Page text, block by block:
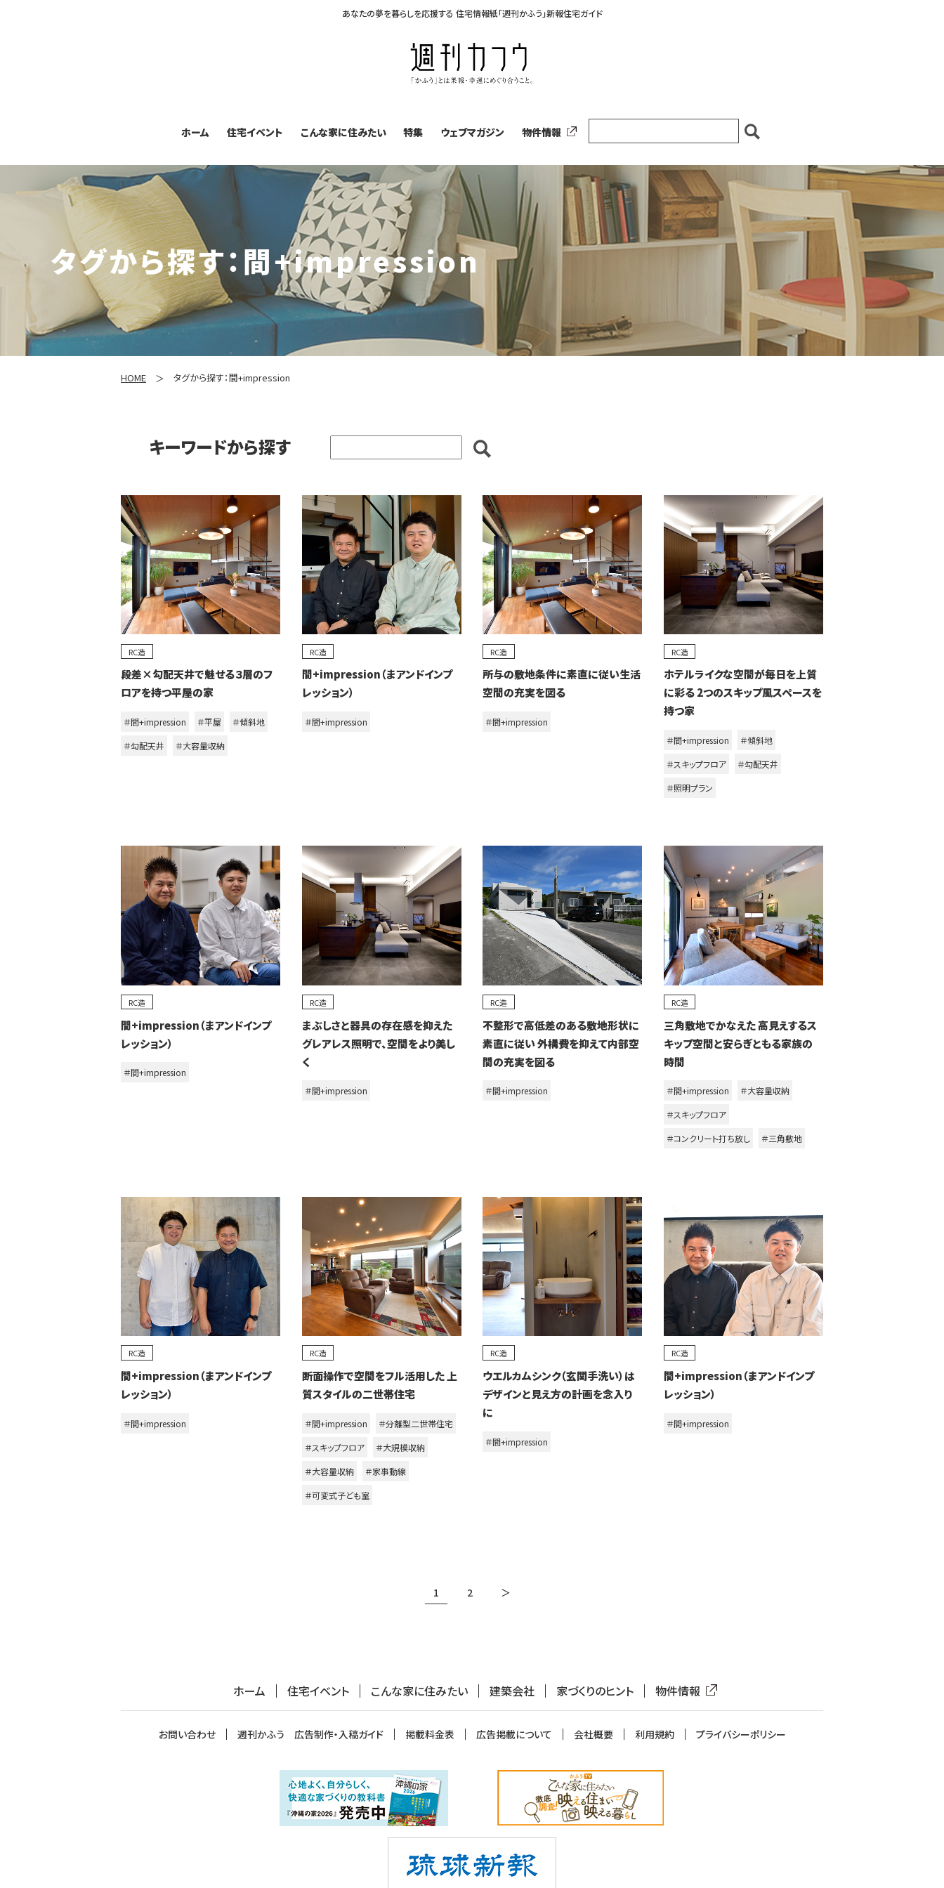
あなたの夢を暮らしを応援する 住宅情報紙「週刊かふう」新報住宅ガイド
ホーム 住宅イベント こんな家に住みたい 特集 ウェブマガジン 物件情報
タグから探す：間+impression
HOME タグから探す：間+impression
キーワードから探す
RC造
段差×勾配天井で魅せる３層のフ
ロアを持つ平屋の家
＃間+impression ＃平屋
＃傾斜地
＃勾配天井
＃大容量収納
RC造
間+impression（まアンドインプ
レッション）
＃間+impression
RC造
所与の敷地条件に素直に従い生活
空間の充実を図る
＃間+impression
RC造
ホテルライクな空間が毎日を上質
に彩る 2つのスキップ風スペースを
持つ家
＃間+impression
＃傾斜地
＃スキップフロア
＃勾配天井
＃照明プラン
RC造
間+impression（まアンドインプ
レッション）
＃間+impression
RC造
まぶしさと器具の存在感を抑えた
グレアレス照明で、空間をより美し
く
＃間+impression
RC造
不整形で高低差のある敷地形状に
素直に従い 外構費を抑えて内部空
間の充実を図る
＃間+impression
RC造
三角敷地でかなえた 高見えするス
キップ空間と安らぎともる家族の
時間
＃間+impression
＃大容量収納
＃スキップフロア
＃コンクリート打ち放し
＃三角敷地
RC造
間+impression（まアンドインプ
レッション）
＃間+impression
RC造
断面操作で空間をフル活用した 上
質スタイルの二世帯住宅
＃間+impression
＃分離型二世帯住宅
＃スキップフロア
＃大規模収納
＃大容量収納
＃家事動線
＃可変式子ども室
RC造
ウエルカムシンク（玄関手洗い）は
デザインと見え方の計画を念入り
に
＃間+impression
RC造
間+impression（まアンドインプ
レッション）
＃間+impression
1 2 ＞
ホーム 住宅イベント こんな家に住みたい 建築会社 家づくりのヒント 物件情報
お問い合わせ 週刊かふう 広告制作・入稿ガイド 掲載料金表 広告掲載について 会社概要 利用規約 プライバシーポリシー